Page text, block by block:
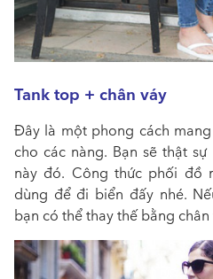
Tank top + chân váy
Đây là một phong cách
cho các nàng. Bạn sẽ thật
này đó. Công thức phối đồ
dùng để đi biển đấy nhé.
bạn có thể thay thế bằng chân